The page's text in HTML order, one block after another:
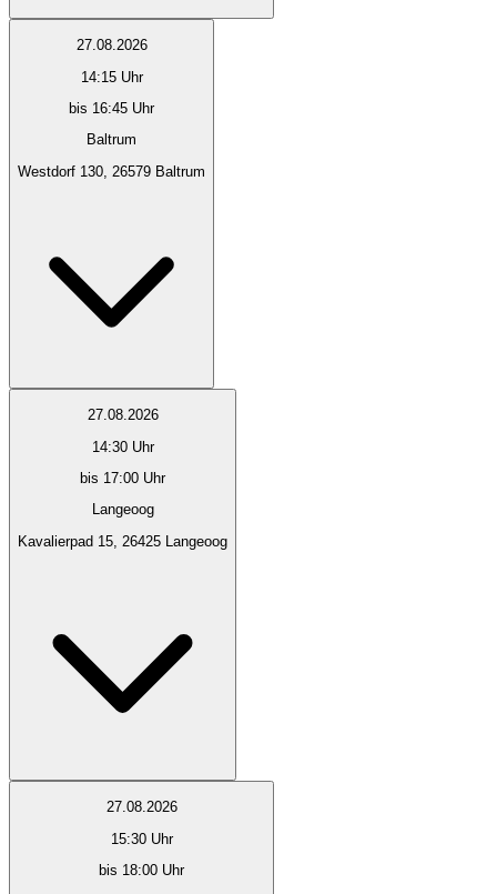
27.08.2026
14:15 Uhr
bis 16:45 Uhr
Baltrum
Westdorf 130, 26579 Baltrum
27.08.2026
14:30 Uhr
bis 17:00 Uhr
Langeoog
Kavalierpad 15, 26425 Langeoog
27.08.2026
15:30 Uhr
bis 18:00 Uhr